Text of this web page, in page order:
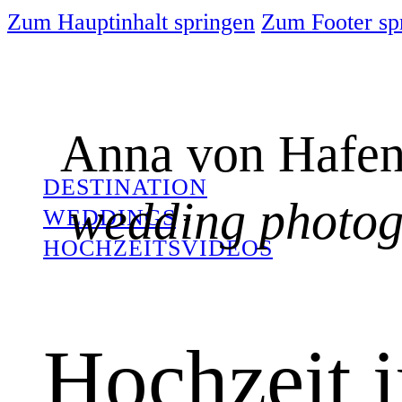
Zum Hauptinhalt springen Zum Footer
Anna von
wedding
DESTINATION
WEDDINGS-
HOCHZEITSVIDEOS
Hochzeit